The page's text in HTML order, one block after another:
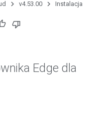
v4.53.00 Instalacja
Edge dla